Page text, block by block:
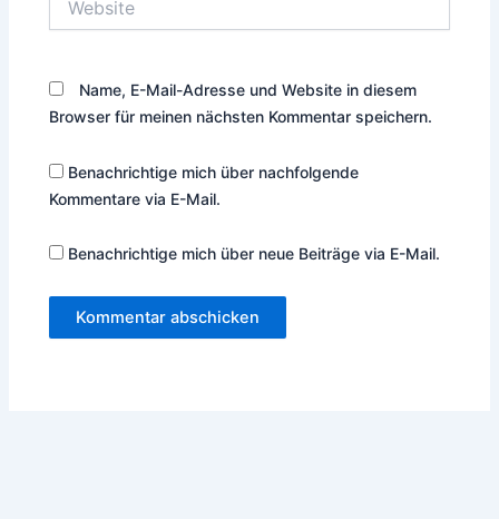
Name, E-Mail-Adresse und Website in diesem
Browser für meinen nächsten Kommentar speichern.
Benachrichtige mich über nachfolgende
Kommentare via E-Mail.
Benachrichtige mich über neue Beiträge via E-Mail.